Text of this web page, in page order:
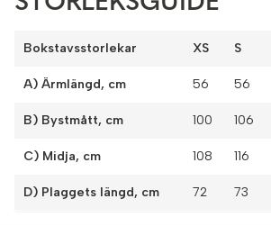
Bokstavsstorlekar XS S
A) Ärmlängd, cm 56 56
B) Bystmått, cm 100 106
C) Midja, cm 108 116
D) Plaggets längd, cm 72 73